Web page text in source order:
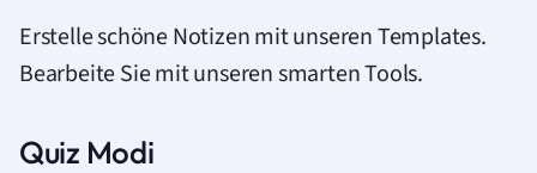
Erstelle schöne Notizen mit unseren Templates.
Bearbeite Sie mit unseren smarten Tools.
Quiz Modi